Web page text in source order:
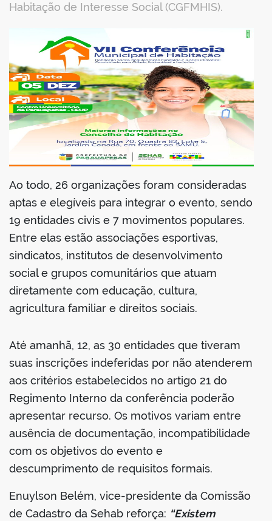
Habitação de Interesse Social (CGFMHIS).
Ao todo, 26 organizações foram consideradas
aptas e elegíveis para integrar o evento, sendo
19 entidades civis e 7 movimentos populares.
Entre elas estão associações esportivas,
sindicatos, institutos de desenvolvimento
social e grupos comunitários que atuam
diretamente com educação, cultura,
agricultura familiar e direitos sociais.
Até amanhã, 12, as 30 entidades que tiveram
suas inscrições indeferidas por não atenderem
aos critérios estabelecidos no artigo 21 do
Regimento Interno da conferência poderão
apresentar recurso. Os motivos variam entre
ausência de documentação, incompatibilidade
com os objetivos do evento e
descumprimento de requisitos formais.
Enuylson Belém, vice-presidente da Comissão
de Cadastro da Sehab reforça: “Existem